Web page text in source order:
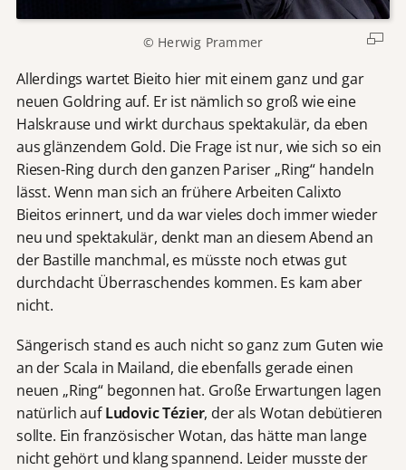
© Herwig Prammer
Allerdings wartet Bieito hier mit einem ganz und gar
neuen Goldring auf. Er ist nämlich so groß wie eine
Halskrause und wirkt durchaus spektakulär, da eben
aus glänzendem Gold. Die Frage ist nur, wie sich so ein
Riesen-Ring durch den ganzen Pariser „Ring“ handeln
lässt. Wenn man sich an frühere Arbeiten Calixto
Bieitos erinnert, und da war vieles doch immer wieder
neu und spektakulär, denkt man an diesem Abend an
der Bastille manchmal, es müsste noch etwas gut
durchdacht Überraschendes kommen. Es kam aber
nicht.
Sängerisch stand es auch nicht so ganz zum Guten wie
an der Scala in Mailand, die ebenfalls gerade einen
neuen „Ring“ begonnen hat. Große Erwartungen lagen
natürlich aufLudovic Tézier, der als Wotan debütieren
sollte. Ein französischer Wotan, das hätte man lange
nicht gehört und klang spannend. Leider musste der